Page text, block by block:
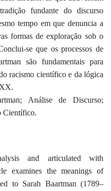
fundante do discurso
tempo em que denuncia a
formas de exploração sob o
se que os processos de
são fundamentais para
racismo científico e da lógica
Análise de Discurso;
Científico.
and articulated with
examines the meanings of
to Sarah Baartman (1789–